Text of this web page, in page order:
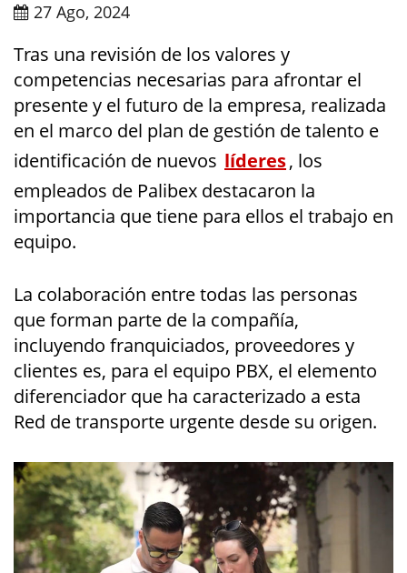
27 Ago, 2024
Tras una revisión de los valores y
competencias necesarias para afrontar el
presente y el futuro de la empresa, realizada
en el marco del plan de gestión de talento e
identificación de nuevos líderes, los
empleados de Palibex destacaron la
importancia que tiene para ellos el trabajo en
equipo.
La colaboración entre todas las personas
que forman parte de la compañía,
incluyendo franquiciados, proveedores y
clientes es, para el equipo PBX, el elemento
diferenciador que ha caracterizado a esta
Red de transporte urgente desde su origen.